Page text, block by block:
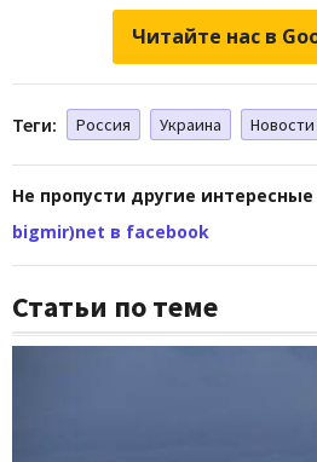
Читайте нас в
Теги: Россия Украина Новости
Не пропусти другие
bigmir)net в facebook
Статьи по теме